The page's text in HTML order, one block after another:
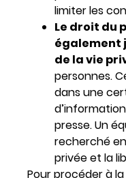
limiter les
Le droit du
également
de la vie
personnes.
dans une
presse. Un
recherché
privée et la
Pour procéder à